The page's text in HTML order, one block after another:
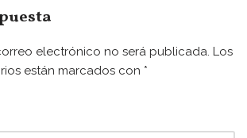
s
A
p
electrónico no será publicada. Los
están marcados con *